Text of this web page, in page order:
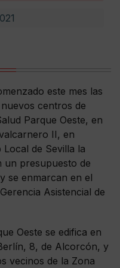
este mes las
centros de
Parque Oeste, en
II, en
de Sevilla la
un presupuesto de
se enmarcan en el
Asistencial de
Oeste se edifica en
8, de Alcorcón, y
vecinos de la Zona